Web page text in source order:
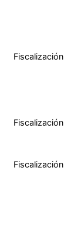
Fiscalización
Fiscalización
Fiscalización